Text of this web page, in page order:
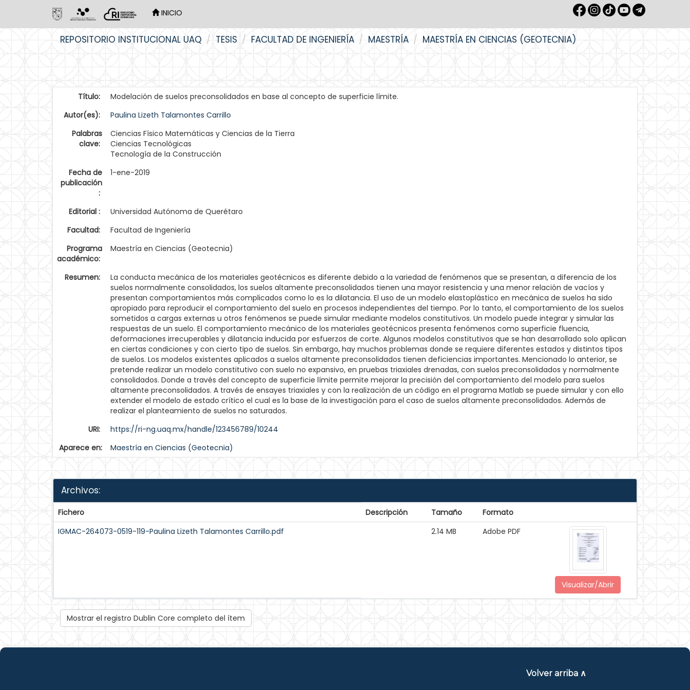
INICIO
REPOSITORIO INSTITUCIONAL UAQ TESIS FACULTAD DE INGENIERÍA MAESTRÍA MAESTRÍA EN CIENCIAS (GEOTECNIA)
Título:
Modelación de suelos preconsolidados en base al concepto de superficie límite.
Autor(es):
Paulina Lizeth Talamontes Carrillo
Palabras
clave:
Ciencias Físico Matemáticas y Ciencias de la Tierra
Ciencias Tecnológicas
Tecnología de la Construcción
Fecha de
publicación
:
1-ene-2019
Editorial :
Universidad Autónoma de Querétaro
Facultad:
Facultad de Ingeniería
Programa
académico:
Maestría en Ciencias (Geotecnia)
Resumen:
La conducta mecánica de los materiales geotécnicos es diferente debido a la variedad de fenómenos que se presentan, a diferencia de los
suelos normalmente consolidados, los suelos altamente preconsolidados tienen una mayor resistencia y una menor relación de vacíos y
presentan comportamientos más complicados como lo es la dilatancia. El uso de un modelo elastoplástico en mecánica de suelos ha sido
apropiado para reproducir el comportamiento del suelo en procesos independientes del tiempo. Por lo tanto, el comportamiento de los suelos
sometidos a cargas externas u otros fenómenos se puede simular mediante modelos constitutivos. Un modelo puede integrar y simular las
respuestas de un suelo. El comportamiento mecánico de los materiales geotécnicos presenta fenómenos como superficie fluencia,
deformaciones irrecuperables y dilatancia inducida por esfuerzos de corte. Algunos modelos constitutivos que se han desarrollado solo aplican
en ciertas condiciones y con cierto tipo de suelos. Sin embargo, hay muchos problemas donde se requiere diferentes estados y distintos tipos
de suelos. Los modelos existentes aplicados a suelos altamente preconsolidados tienen deficiencias importantes. Mencionado lo anterior, se
pretende realizar un modelo constitutivo con suelo no expansivo, en pruebas triaxiales drenadas, con suelos preconsolidados y normalmente
consolidados. Donde a través del concepto de superficie límite permite mejorar la precisión del comportamiento del modelo para suelos
altamente preconsolidados. A través de ensayes triaxiales y con la realización de un código en el programa Matlab se puede simular y con ello
extender el modelo de estado crítico el cual es la base de la investigación para el caso de suelos altamente preconsolidados. Además de
realizar el planteamiento de suelos no saturados.
URI:
https://ri-ng.uaq.mx/handle/123456789/10244
Aparece en:
Maestría en Ciencias (Geotecnia)
Archivos:
Fichero Descripción Tamaño
Formato
IGMAC-264073-0519-119-Paulina Lizeth Talamontes Carrillo.pdf
2.14 MB Adobe PDF
Visualizar/Abrir
Mostrar el registro Dublin Core completo del ítem
Volver arriba ∧